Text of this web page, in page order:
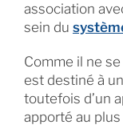
association
sein du
Comme il ne
est destiné à
toutefois d’un
apporté au